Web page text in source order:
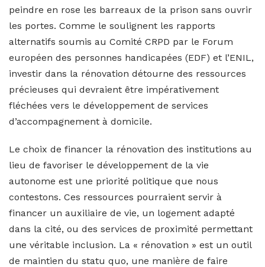
peindre en rose les barreaux de la prison sans ouvrir
les portes. Comme le soulignent les rapports
alternatifs soumis au Comité CRPD par le Forum
européen des personnes handicapées (EDF) et l’ENIL,
investir dans la rénovation détourne des ressources
précieuses qui devraient être impérativement
fléchées vers le développement de services
d’accompagnement à domicile.
Le choix de financer la rénovation des institutions au
lieu de favoriser le développement de la vie
autonome est une priorité politique que nous
contestons. Ces ressources pourraient servir à
financer un auxiliaire de vie, un logement adapté
dans la cité, ou des services de proximité permettant
une véritable inclusion. La « rénovation » est un outil
de maintien du statu quo, une manière de faire